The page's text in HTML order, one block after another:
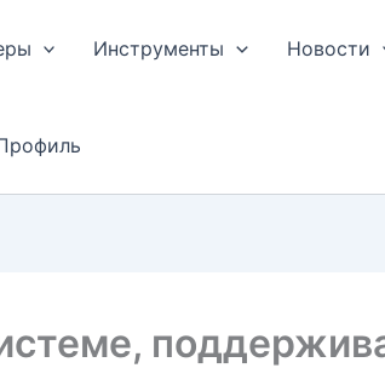
Инструменты Новости